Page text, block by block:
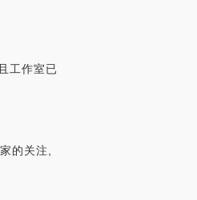
工作室已
的关注,